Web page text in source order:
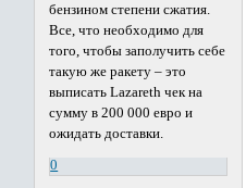
бензином степени сжатия.
Все, что необходимо для
того, чтобы заполучить себе
такую же ракету – это
выписать Lazareth чек на
сумму в 200 000 евро и
ожидать доставки.
0